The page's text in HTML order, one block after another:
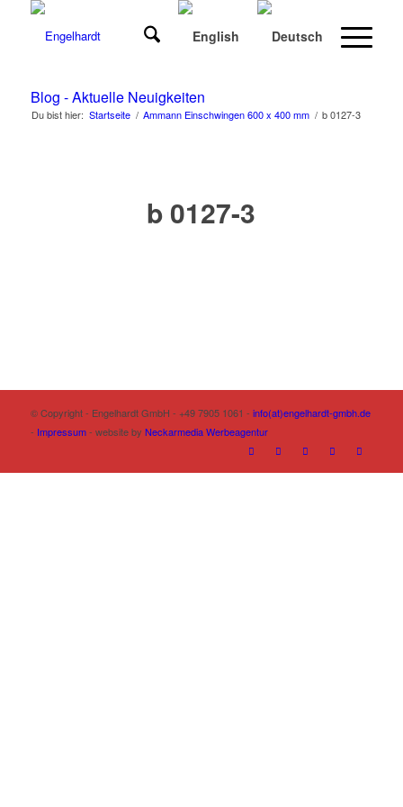
Blog - Aktuelle Neuigkeiten
Du bist hier: Startseite / Ammann Einschwingen 600 x 400 mm / b 0127-3
b 0127-3
© Copyright - Engelhardt GmbH - +49 7905 1061 - info(at)engelhardt-gmbh.de
- Impressum- website by Neckarmedia Werbeagentur